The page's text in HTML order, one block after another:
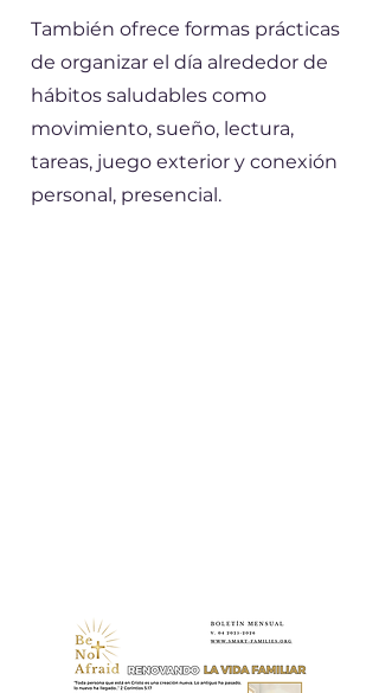
También ofrece formas prácticas
de organizar el día alrededor de
hábitos saludables como
movimiento, sueño, lectura,
tareas, juego exterior y conexión
personal, presencial.